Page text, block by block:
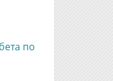
по